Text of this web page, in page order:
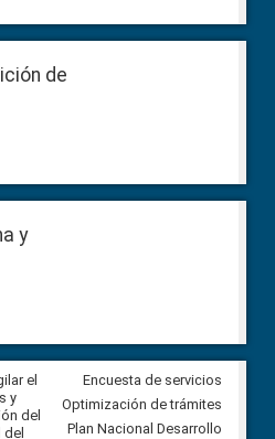
de
y
el
y
del
Veeduría Ciudadana para
construcción del asfaltado de
Ballenita del cantón Santa
Encuesta de servicios
Optimización de trámites
Plan Nacional Desarrollo